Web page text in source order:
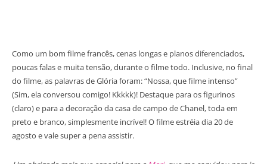
Como um bom filme francês, cenas longas e planos diferenciados,
poucas falas e muita tensão, durante o filme todo. Inclusive, no final
do filme, as palavras de Glória foram: “Nossa, que filme intenso”
(Sim, ela conversou comigo! Kkkkk)! Destaque para os figurinos
(claro) e para a decoração da casa de campo de Chanel, toda em
preto e branco, simplesmente incrível! O filme estréia dia 20 de
agosto e vale super a pena assistir.